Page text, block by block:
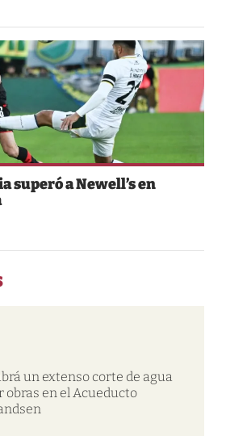
superó a Newell’s en
un extenso corte de agua
obras en el Acueducto